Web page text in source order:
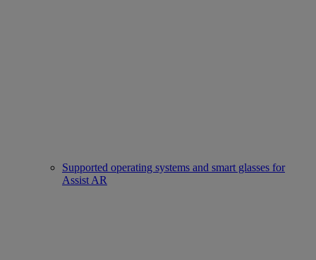
Supported operating systems and smart glasses for
Assist AR